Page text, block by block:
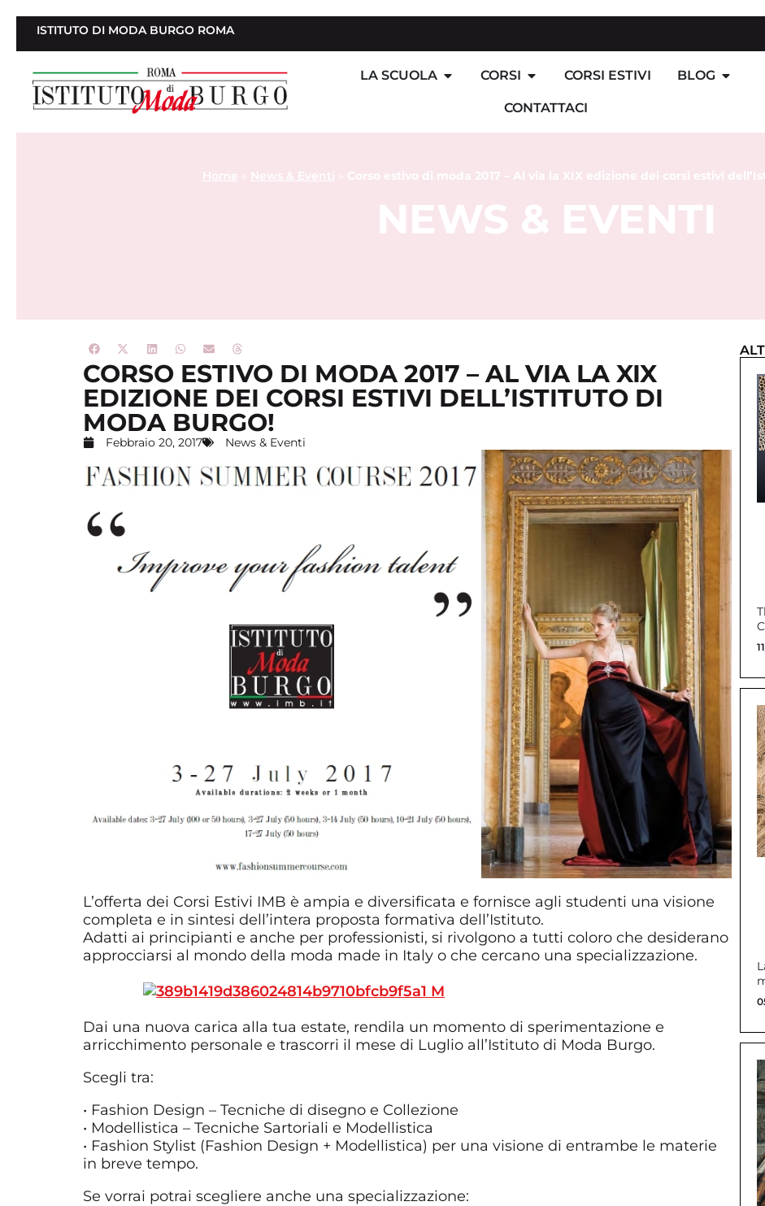
ISTITUTO DI MODA BURGO ROMA
LA SCUOLA CORSI CORSI ESTIVI BLOG
CONTATTACI
Home News & Eventi Corso estivo di moda 2017 – Al via la XIX edizione dei corsi estivi
NEWS & EVENTI
CORSO ESTIVO DI MODA 2017 – AL VIA LA XIX
EDIZIONE DEI CORSI ESTIVI DELL’ISTITUTO DI
MODA BURGO!
Febbraio 20, 2017 News & Eventi
L’offerta dei Corsi Estivi IMB è ampia e diversificata e fornisce agli studenti una visione
completa e in sintesi dell’intera proposta formativa dell’Istituto.
Adatti ai principianti e anche per professionisti, si rivolgono a tutti coloro che desiderano
approcciarsi al mondo della moda made in Italy o che cercano una specializzazione.
Dai una nuova carica alla tua estate, rendila un momento di sperimentazione e
arricchimento personale e trascorri il mese di Luglio all’Istituto di Moda Burgo.
Scegli tra:
• Fashion Design – Tecniche di disegno e Collezione
• Modellistica – Tecniche Sartoriali e Modellistica
• Fashion Stylist (Fashion Design + Modellistica) per una visione di entrambe le materie
in breve tempo.
Se vorrai potrai scegliere anche una specializzazione: